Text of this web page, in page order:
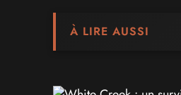
À LIRE AUSSI